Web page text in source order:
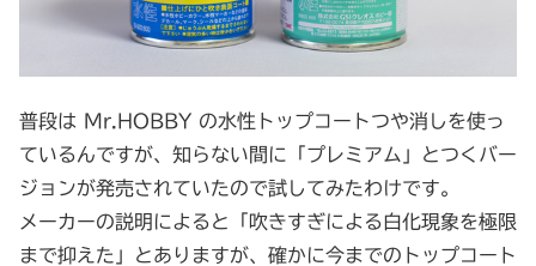
普段は Mr.HOBBY の水性トップコートつや消しを使っ
ているんですが、知らない間に「プレミアム」とつくバー
ジョンが発売されていたので試してみたわけです。
メーカーの説明によると「吹きすぎによる白化現象を極限
まで抑えた」とありますが、確かに今までのトップコート